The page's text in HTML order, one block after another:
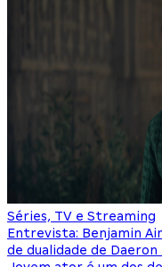
Séries, TV e Streaming
Entrevista: Benjamin
de dualidade de Daeron